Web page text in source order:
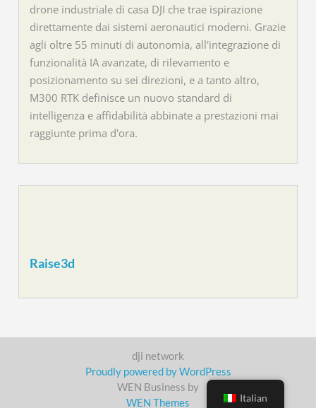
drone industriale di casa DJI che trae ispirazione
direttamente dai sistemi aeronautici moderni. Grazie
agli oltre 55 minuti di autonomia, all'integrazione di
funzionalità IA avanzate, di rilevamento e
posizionamento su sei direzioni, e a tanto altro,
M300 RTK definisce un nuovo standard di
intelligenza e affidabilità abbinate a prestazioni mai
raggiunte prima d'ora.
Raise3d
dji network
Proudly powered by WordPress
WEN Business by
WEN Themes
Italian